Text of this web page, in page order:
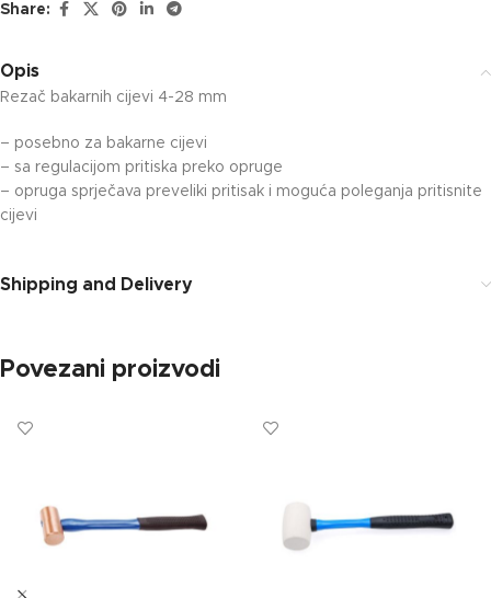
Share:
Opis
Rezač bakarnih cijevi 4-28 mm
– posebno za bakarne cijevi
– sa regulacijom pritiska preko opruge
– opruga sprječava preveliki pritisak i moguća poleganja pritisnite
cijevi
Shipping and Delivery
Povezani proizvodi